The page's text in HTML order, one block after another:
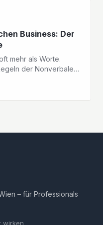
Business: Der
mehr als Worte.
der Nonverbalen
– für Professionals
wirken